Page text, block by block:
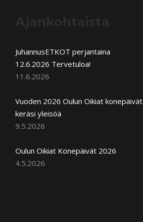
JuhannusETKOT perjantaina
12.6.2026 Tervetuloa!
11.6.2026
Vuoden 2026 Oulun Oikiat konepäivät
keräsi yleisöä
9.5.2026
Oulun Oikiat Konepäivät 2026
4.5.2026